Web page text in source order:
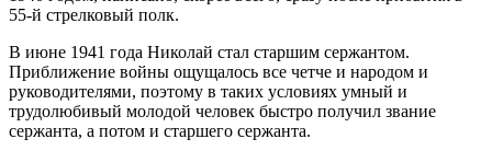
55-й стрелковый полк.
В июне 1941 года Николай стал старшим сержантом.
Приближение войны ощущалось все четче и народом и
руководителями, поэтому в таких условиях умный и
трудолюбивый молодой человек быстро получил звание
сержанта, а потом и старшего сержанта.